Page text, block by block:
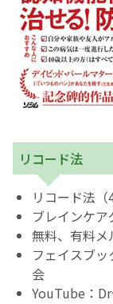
リコード法
リコード法（
ブレインケ
無料、有料メ
フェイスブ
会
YouTube：